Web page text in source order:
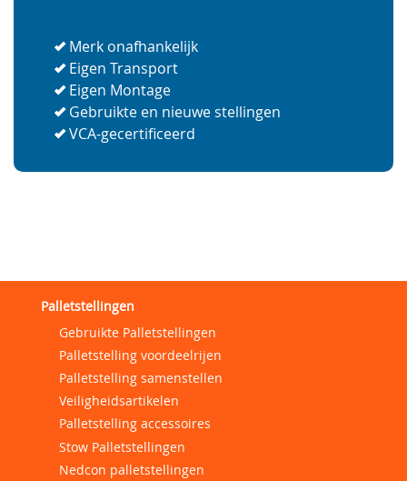
Merk onafhankelijk
Eigen Transport
Eigen Montage
Gebruikte en nieuwe stellingen
VCA-gecertificeerd
Palletstellingen
Gebruikte Palletstellingen
Palletstelling voordeelrijen
Palletstelling samenstellen
Veiligheidsartikelen
Palletstelling accessoires
Stow Palletstellingen
Nedcon palletstellingen